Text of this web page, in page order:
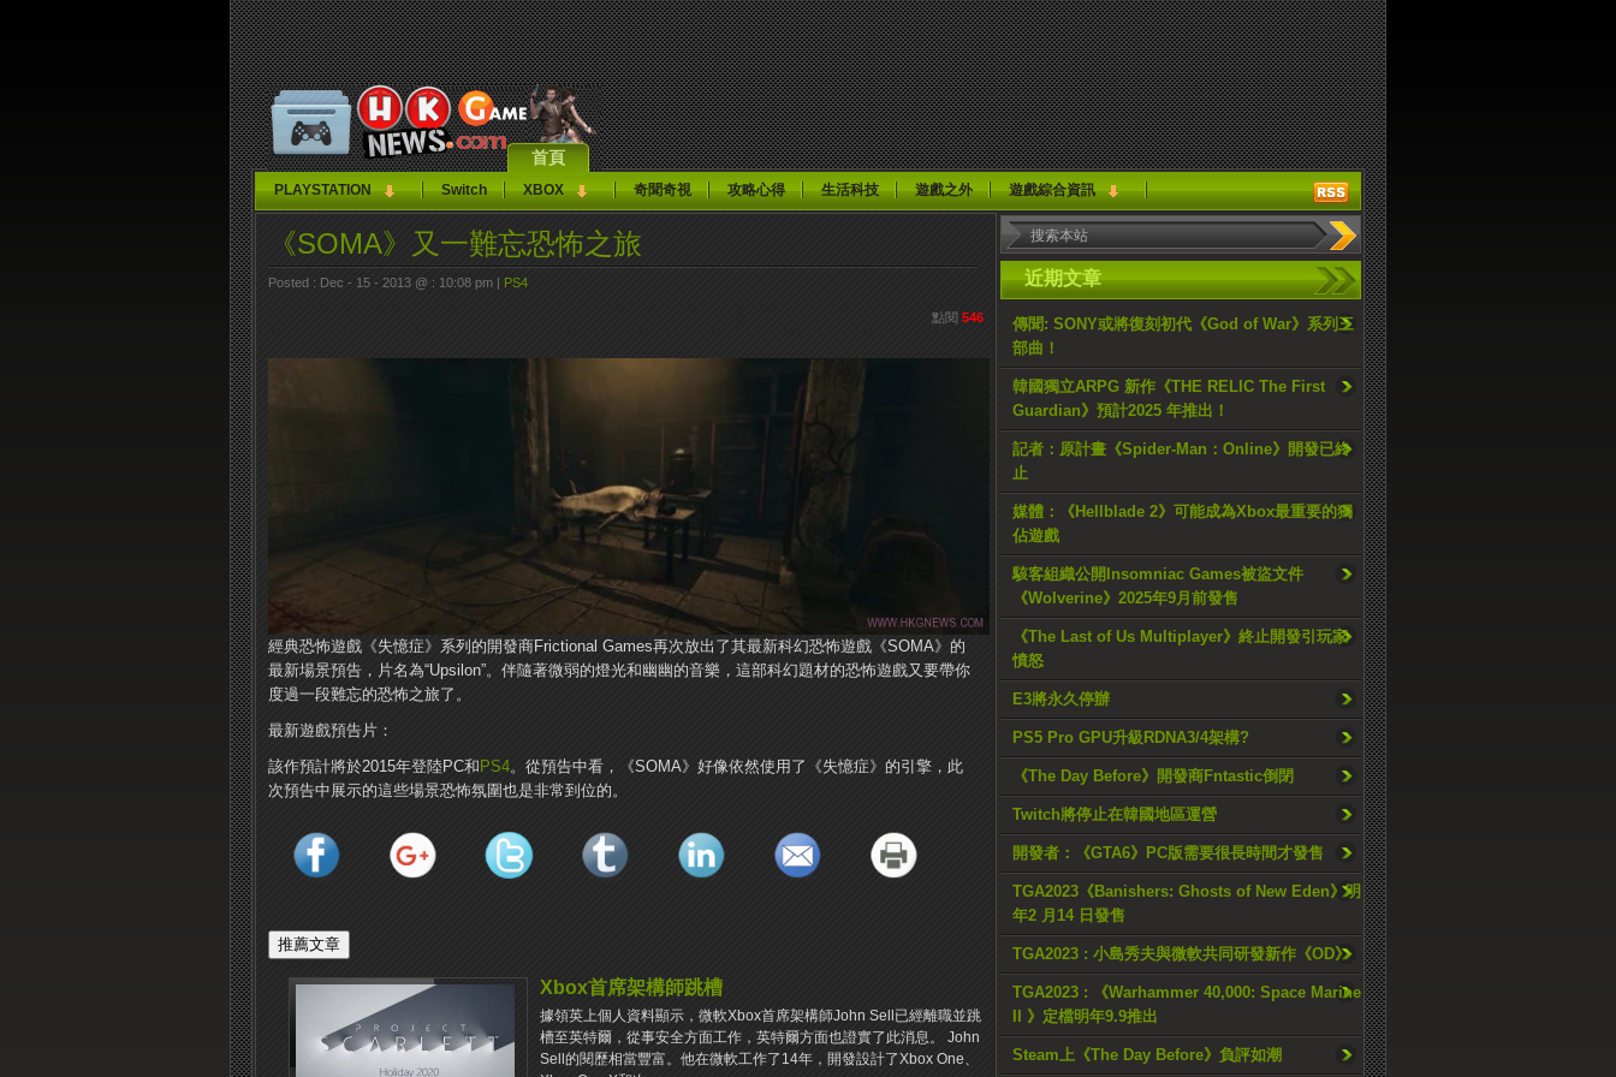
首頁
PLAYSTATION Switch XBOX 奇聞奇視 攻略心得 生活科技 遊戲之外 遊戲綜合資訊
近期文章
傳聞: SONY或將復刻初代《God of War》系列三
部曲！
韓國獨立ARPG 新作《THE RELIC The First
Guardian》預計2025 年推出！
記者：原計畫《Spider-Man：Online》開發已終
止
媒體：《Hellblade 2》可能成為Xbox最重要的獨
佔遊戲
駭客組織公開Insomniac Games被盜文件
《Wolverine》2025年9月前發售
《The Last of Us Multiplayer》終止開發引玩家
憤怒
E3將永久停辦
PS5 Pro GPU升級RDNA3/4架構?
《The Day Before》開發商Fntastic倒閉
Twitch將停止在韓國地區運營
開發者：《GTA6》PC版需要很長時間才發售
TGA2023《Banishers: Ghosts of New Eden》明
年2 月14 日發售
TGA2023 : 小島秀夫與微軟共同研發新作《OD》
TGA2023 : 《Warhammer 40,000: Space Marine
II 》定檔明年9.9推出
Steam上《The Day Before》負評如潮
《SOMA》又一難忘恐怖之旅
Posted : Dec - 15 - 2013 @ : 10:08 pm | PS4
點閱 546
經典恐怖遊戲《失憶症》系列的開發商Frictional Games再次放出了其最新科幻恐怖遊戲《SOMA》的
最新場景預告，片名為“Upsilon”。伴隨著微弱的燈光和幽幽的音樂，這部科幻題材的恐怖遊戲又要帶你
度過一段難忘的恐怖之旅了。
最新遊戲預告片：
該作預計將於2015年登陸PC和 PS4。從預告中看，《SOMA》好像依然使用了《失憶症》的引擎，此
次預告中展示的這些場景恐怖氛圍也是非常到位的。
Xbox首席架構師跳槽
據領英上個人資料顯示，微軟Xbox首席架構師John Sell已經離職並跳
槽至英特爾，從事安全方面工作，英特爾方面也證實了此消息。 John
Sell的閱歷相當豐富。他在微軟工作了14年，開發設計了Xbox One、